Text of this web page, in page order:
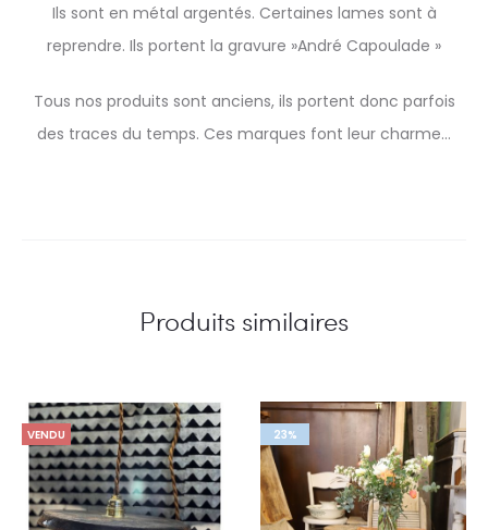
Ils sont en métal argentés. Certaines lames sont à
reprendre. Ils portent la gravure »André Capoulade »
Tous nos produits sont anciens, ils portent donc parfois
des traces du temps. Ces marques font leur charme…
Produits similaires
VENDU 23%